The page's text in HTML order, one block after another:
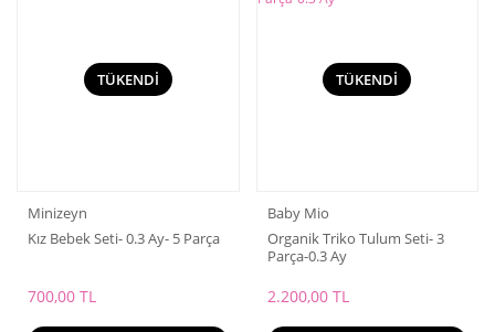
TÜKENDİ
Minizeyn
Kız Bebek Seti- 0.3 Ay- 5 Parça
700,00 TL
TÜKENDİ
Baby Mio
Organik Triko Tulum Seti- 3
Parça-0.3 Ay
2.200,00 TL